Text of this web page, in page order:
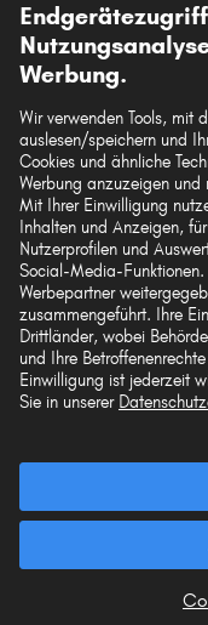
Vorkasse
Unsere
Die hier dargestellten Daten,
vervielfältigt werden. Die
Datenbank ohne vorherige
Einbeziehung Dritter in
unautorisierte Nutzung von
und kann rechtliche Schritte
Vertrag
¹„Gratis Versand“ oder
deutschen
Werbung.
Wir verwenden Tools, mit
auslesen/speichern und
Cookies und ähnliche
Werbung anzuzeigen und
Mit Ihrer Einwilligung
Inhalten und Anzeigen,
Nutzerprofilen und
Social-Media-
Werbepartner
zusammengeführt. Ihre
Drittländer, wobei
und Ihre
Einwilligung ist jederzeit
Sie in unserer